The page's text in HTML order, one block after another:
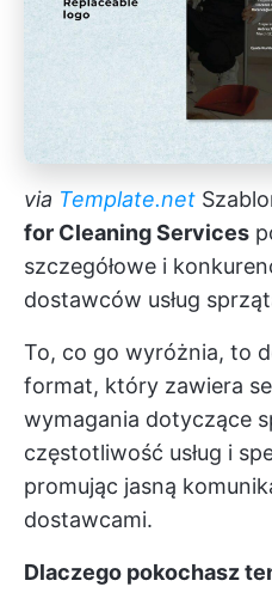
via Template.net
for Cleaning Services
szczegółowe i
dostawców usług
To, co go wyróżnia, to
format, który zawiera
wymagania dotyczące
częstotliwość usług i
promując jasną
dostawcami.
Dlaczego pokochasz